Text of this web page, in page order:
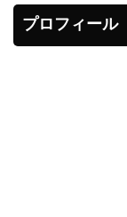
プロフィール